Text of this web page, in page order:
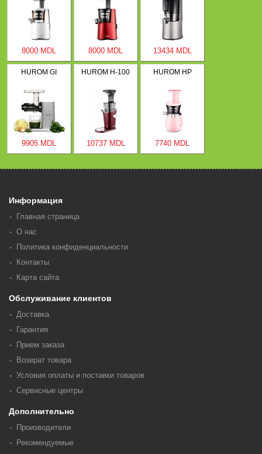
8000 MDL 8000 MDL 13434 MDL
HUROM GI
9905 MDL
HUROM H-100
10737 MDL
HUROM HP
7740 MDL
Информация
Главная страница
О нас
Политика конфиденциальности
Контакты
Карта сайта
Обслуживание клиентов
Доставка
Гарантия
Прием заказа
Возврат товара
Условия оплаты и поставки товаров
Сервисные центры
Дополнительно
Производители
Рекомендуемые